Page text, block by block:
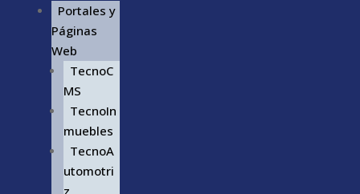
Portales y
Páginas
Web
TecnoC
MS
TecnoIn
muebles
TecnoA
utomotri